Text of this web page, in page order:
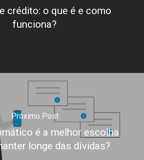
crédito: o que é e como
funciona?
Próximo Post
é a melhor escolha
longe das dívidas?